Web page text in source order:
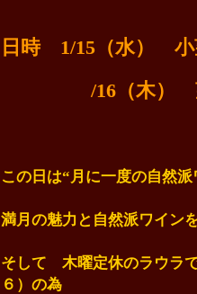
日時 1/15（
/16（木）
この日は“月に一度の自然
満月の魅力と自然派ワイン
そして 木曜定休のラウラ
６）の為